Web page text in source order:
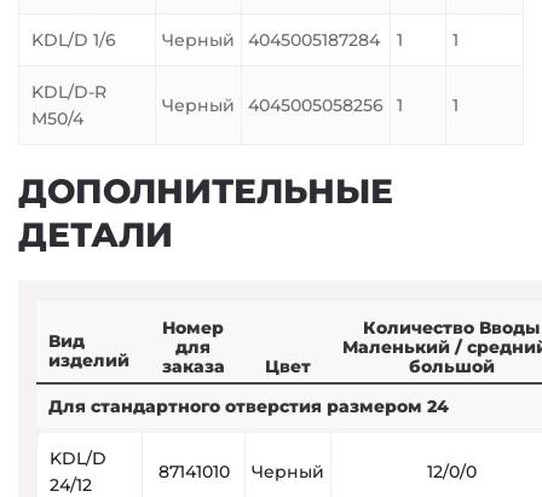
KDL/D 1/6 Черный 4045005187284 1 1
KDL/D-R
M50/4
Черный 4045005058256 1 1
ДОПОЛНИТЕЛЬНЫЕ
ДЕТАЛИ
Вид
изделий
Номер
для
заказа
Цвет
Количество Вводы
Маленький /
большой
Для стандартного отверстия размером 24
KDL/D
24/12
87141010 Черный 12/0/0